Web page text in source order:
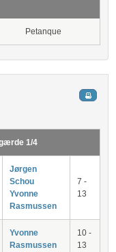
Petanque
1/4
Jørgen
Schou
Yvonne
Rasmussen
7 -
13
Yvonne
Rasmussen
10 -
13